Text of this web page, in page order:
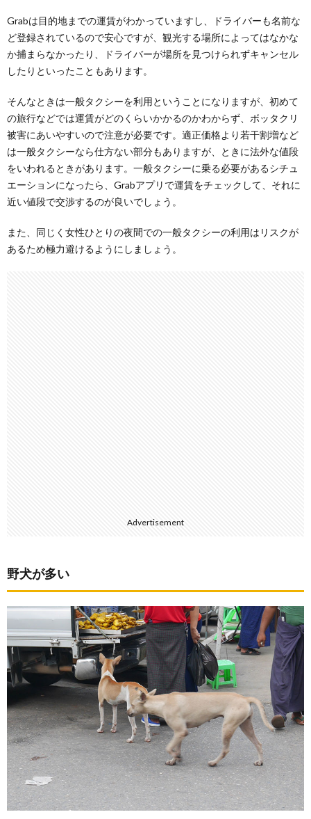
Grabは目的地までの運賃がわかっていますし、ドライバーも名前な
ど登録されているので安心ですが、観光する場所によってはなかな
か捕まらなかったり、ドライバーが場所を見つけられずキャンセル
したりといったこともあります。
そんなときは一般タクシーを利用ということになりますが、初めて
の旅行などでは運賃がどのくらいかかるのかわからず、ボッタクリ
被害にあいやすいので注意が必要です。適正価格より若干割増など
は一般タクシーなら仕方ない部分もありますが、ときに法外な値段
をいわれるときがあります。一般タクシーに乗る必要があるシチュ
エーションになったら、Grabアプリで運賃をチェックして、それに
近い値段で交渉するのが良いでしょう。
また、同じく女性ひとりの夜間での一般タクシーの利用はリスクが
あるため極力避けるようにしましょう。
Advertisement
野犬が多い